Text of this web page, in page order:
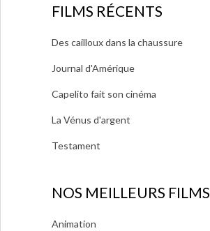
FILMS RÉCENTS
Des cailloux dans la chaussure
Journal d'Amérique
Capelito fait son cinéma
La Vénus d'argent
Testament
NOS MEILLEURS FILMS
Animation